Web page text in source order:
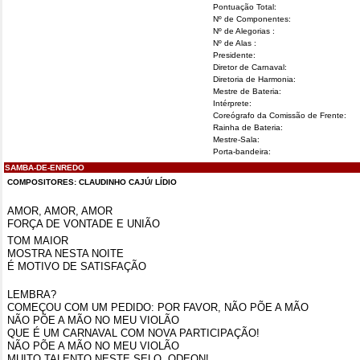
Pontuação Total:
Nº de Componentes:
Nº de Alegorias :
Nº de Alas :
Presidente:
Diretor de Carnaval:
Diretoria de Harmonia:
Mestre de Bateria:
Intérprete:
Coreógrafo da Comissão de Frente:
Rainha de Bateria:
Mestre-Sala:
Porta-bandeira:
SAMBA-DE-ENREDO
COMPOSITORES: CLAUDINHO CAJÚ/ LÍDIO
AMOR, AMOR, AMOR
FORÇA DE VONTADE E UNIÃO
TOM MAIOR
MOSTRA NESTA NOITE
É MOTIVO DE SATISFAÇÃO
LEMBRA?
COMEÇOU COM UM PEDIDO: POR FAVOR, NÃO PÕE A MÃO
NÃO PÕE A MÃO NO MEU VIOLÃO
QUE É UM CARNAVAL COM NOVA PARTICIPAÇÃO!
NÃO PÕE A MÃO NO MEU VIOLÃO